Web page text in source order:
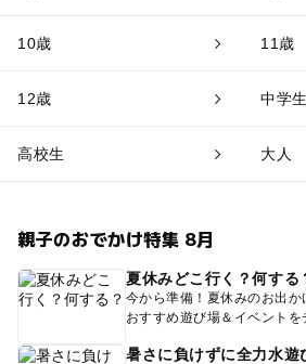
10歳 11歳
12歳 中学生
高校生 大人
親子のおでかけ特集 8月
夏休みどこ行く？何する
今から準備！夏休みのお出か
おすすめ遊び場＆イベントを
暑さに負けずに全力水遊